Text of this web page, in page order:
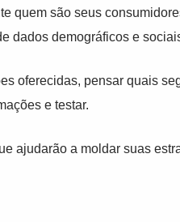
quem são seus
dados demográficos e
oferecidas, pensar quais
e testar.
ajudarão a moldar suas